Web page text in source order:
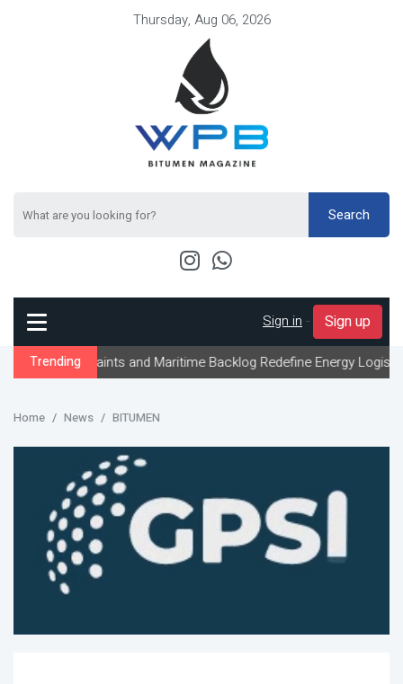
Thursday, Aug 06, 2026
Search
Sign in - Sign up
Trending
and Maritime Backlog Redefine Energy Logistics Across
Home News BITUMEN